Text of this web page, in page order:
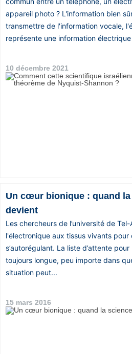
appareil photo ? L'information bien
transmettre de l'information vocale,
représente une information
10 décembre 2021
Un cœur bionique : quand
devient
Les chercheurs de l’université de
l'électronique aux tissus vivants
s’autorégulant. La liste d’attente
toujours longue, peu importe dans
situation peut...
15 mars 2016